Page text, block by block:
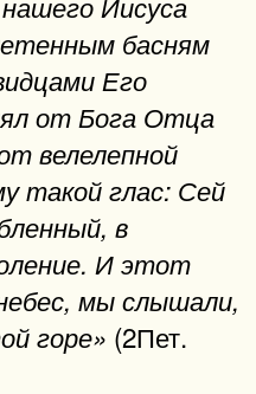
басням
Его
от Бога Отца
велелепной
такой глас: Сей
в
И этот
мы слышали,
горе» (2Пет.